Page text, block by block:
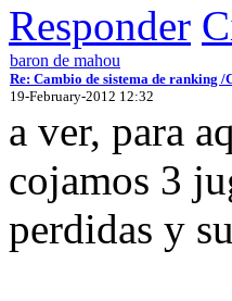
Responder
baron de mahou
Re: Cambio de sistema de ranking /
19-February-2012 12:32
a ver, para
cojamos 3
perdidas y